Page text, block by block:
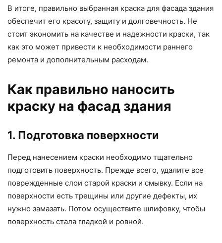
В итоге, правильно выбранная краска для фасада здания
обеспечит его красоту, защиту и долговечность. Не
стоит экономить на качестве и надежности краски, так
как это может привести к необходимости раннего
ремонта и дополнительным расходам.
Как правильно наносить
краску на фасад здания
1. Подготовка поверхности
Перед нанесением краски необходимо тщательно
подготовить поверхность. Прежде всего, удалите все
поврежденные слои старой краски и смывку. Если на
поверхности есть трещины или другие дефекты, их
нужно замазать. Потом осуществите шлифовку, чтобы
поверхность стала гладкой и ровной.